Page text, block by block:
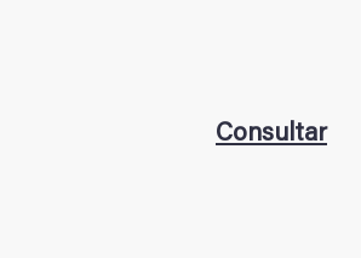
Consultar